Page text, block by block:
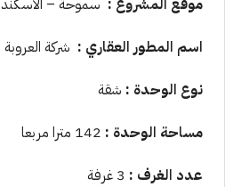
موقع المشروع : سموحة –
اسم المطور العقاري : شركة
نوع الوحدة : شقة
مساحة الوحدة :
عدد الغرف :